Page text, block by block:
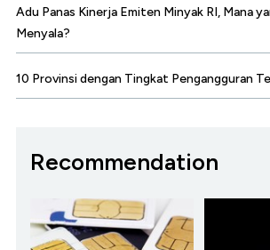
Adu Panas Kinerja Emiten Minyak RI, Mana
Menyala?
10 Provinsi dengan Tingkat Pengangguran
Recommendation